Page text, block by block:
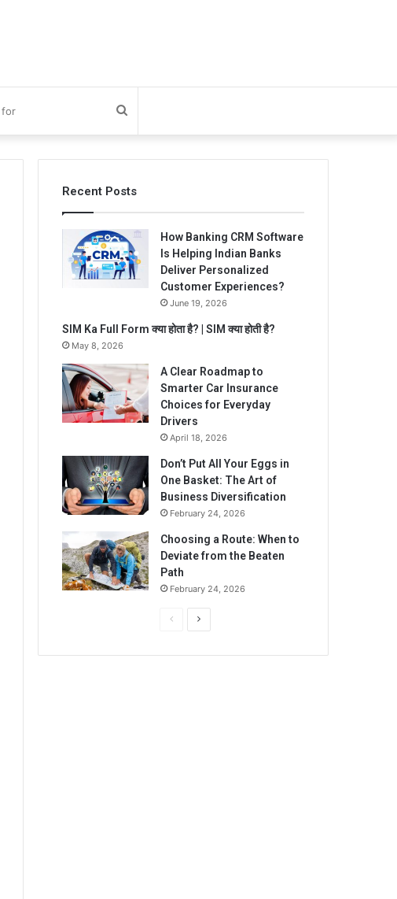
for
Recent Posts
How Banking CRM Software
Is Helping Indian Banks
Deliver Personalized
Customer Experiences?
June 19, 2026
SIM Ka Full Form क्या होता है? | SIM क्या होती है?
May 8, 2026
A Clear Roadmap to
Smarter Car Insurance
Choices for Everyday
Drivers
April 18, 2026
Don’t Put All Your Eggs in
One Basket: The Art of
Business Diversification
February 24, 2026
Choosing a Route: When to
Deviate from the Beaten
Path
February 24, 2026
PreviousNext